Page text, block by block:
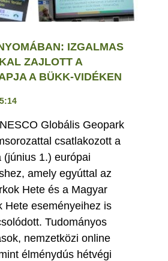
IZGALMAS
ZAJLOTT A
A BÜKK-VIDÉKEN
Globális Geopark
csatlakozott a
(június 1.) európai
amely egyúttal az
Hete és a Magyar
Hete eseményeihez is
Tudományos
nemzetközi online
élménydús hétvégi